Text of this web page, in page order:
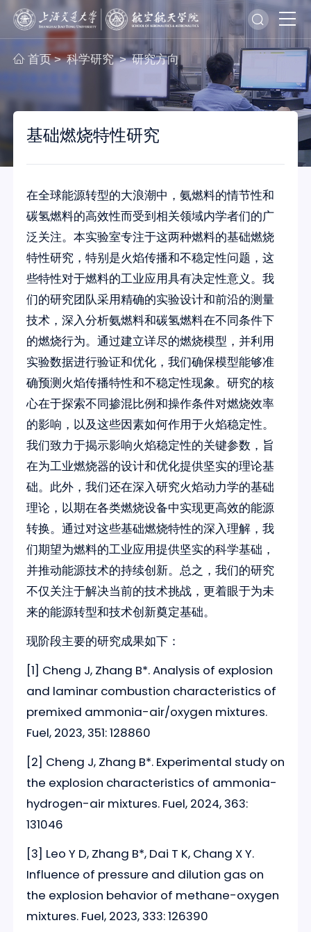
首页 > 科学研究 > 研究方向
基础燃烧特性研究
在全球能源转型的大浪潮中，氨燃料的情节性和
碳氢燃料的高效性而受到相关领域内学者们的广
泛关注。本实验室专注于这两种燃料的基础燃烧
特性研究，特别是火焰传播和不稳定性问题，这
些特性对于燃料的工业应用具有决定性意义。我
们的研究团队采用精确的实验设计和前沿的测量
技术，深入分析氨燃料和碳氢燃料在不同条件下
的燃烧行为。通过建立详尽的燃烧模型，并利用
实验数据进行验证和优化，我们确保模型能够准
确预测火焰传播特性和不稳定性现象。研究的核
心在于探索不同掺混比例和操作条件对燃烧效率
的影响，以及这些因素如何作用于火焰稳定性。
我们致力于揭示影响火焰稳定性的关键参数，旨
在为工业燃烧器的设计和优化提供坚实的理论基
础。此外，我们还在深入研究火焰动力学的基础
理论，以期在各类燃烧设备中实现更高效的能源
转换。通过对这些基础燃烧特性的深入理解，我
们期望为燃料的工业应用提供坚实的科学基础，
并推动能源技术的持续创新。总之，我们的研究
不仅关注于解决当前的技术挑战，更着眼于为未
来的能源转型和技术创新奠定基础。
现阶段主要的研究成果如下：
[1] Cheng J, Zhang B*. Analysis of explosion
and laminar combustion characteristics of
premixed ammonia-air/oxygen mixtures.
Fuel, 2023, 351: 128860
[2] Cheng J, Zhang B*. Experimental study on
the explosion characteristics of ammonia-
hydrogen-air mixtures. Fuel, 2024, 363:
131046
[3] Leo Y D, Zhang B*, Dai T K, Chang X Y.
Influence of pressure and dilution gas on
the explosion behavior of methane-oxygen
mixtures. Fuel, 2023, 333: 126390